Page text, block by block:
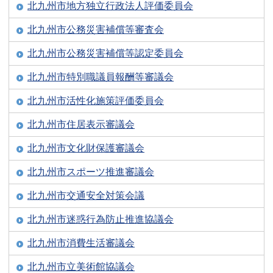
北九州市地方独立行政法人評価委員会
北九州市公務災害補償等審査会
北九州市公務災害補償等認定委員会
北九州市特別職議員報酬等審議会
北九州市活性化施策評価委員会
北九州市住居表示審議会
北九州市文化財保護審議会
北九州市スポーツ推進審議会
北九州市交通安全対策会議
北九州市迷惑行為防止推進協議会
北九州市消費生活審議会
北九州市立美術館協議会